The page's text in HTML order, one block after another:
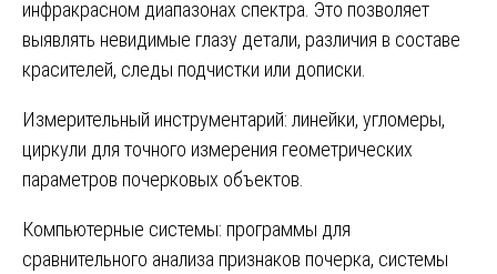
инфракрасном диапазонах спектра. Это позволяет
выявлять невидимые глазу детали, различия в составе
красителей, следы подчистки или дописки.
Измерительный инструментарий: линейки, угломеры,
циркули для точного измерения геометрических
параметров почерковых объектов.
Компьютерные системы: программы для
сравнительного анализа признаков почерка, системы